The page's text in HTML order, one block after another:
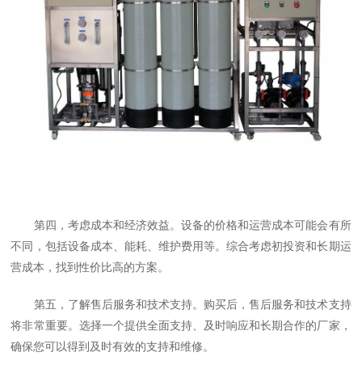
第四，考虑成本和经济效益。设备的价格和运营成本可能会有所
不同，包括设备成本、能耗、维护费用等。综合考虑初投资和长期运
营成本，找到性价比高的方案。
第五，了解售后服务和技术支持。购买后，售后服务和技术支持
将非常重要。选择一个提供全面支持、及时响应和长期合作的厂家，
确保您可以得到及时有效的支持和维修。